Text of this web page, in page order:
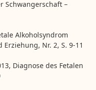
Schwangerschaft –
Alkoholsyndrom
Nr. 2, S. 9-11
Diagnose des Fetalen